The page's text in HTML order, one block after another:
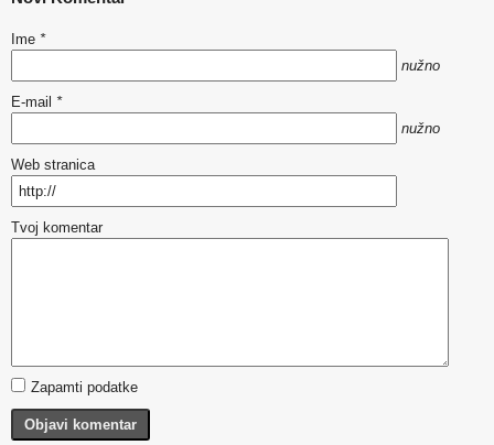
Ime *
nužno
E-mail *
nužno
Web stranica
Tvoj komentar
Zapamti podatke
Objavi komentar